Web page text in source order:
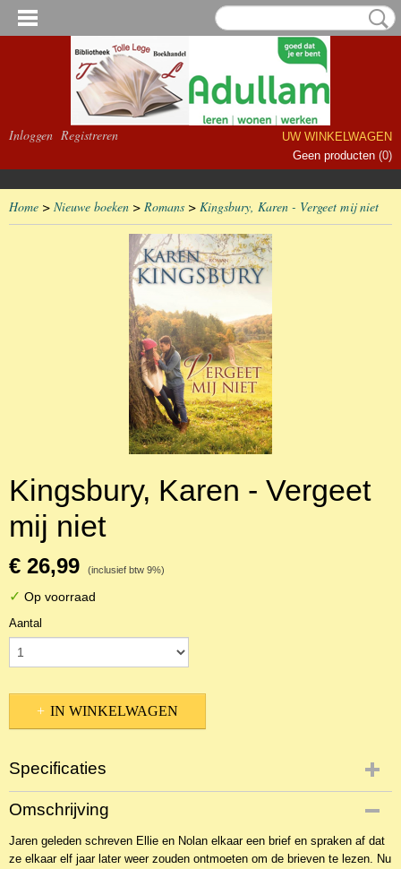
Inloggen Registreren
UW WINKELWAGEN
Geen producten (0)
Home > Nieuwe boeken > Romans > Kingsbury, Karen - Vergeet mij niet
Kingsbury, Karen - Vergeet
mij niet
€ 26,99 (inclusief btw 9%)
✓ Op voorraad
Aantal
IN WINKELWAGEN
Specificaties
Productcode
NBKR-9582
EAN code
9789029723732
Omschrijving
Jaren geleden schreven Ellie en Nolan elkaar een brief en spraken af dat
ze elkaar elf jaar later weer zouden ontmoeten om de brieven te lezen. Nu